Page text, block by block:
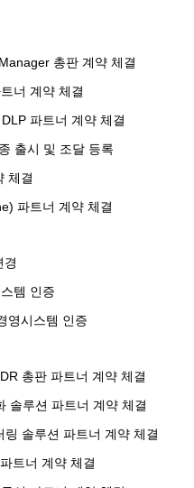
총판 계약 체결
너 계약 체결
파트너 계약 체결
출시 및 조달 등록
체결
파트너 계약 체결
경
템 인증
영시스템 인증
총판 파트너 계약 체결
솔루션 파트너 계약 체결
솔루션 파트너 계약 체결
트너 계약 체결